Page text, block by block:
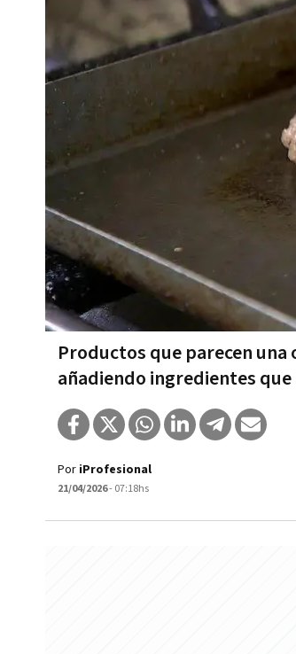
Productos que parecen
añadiendo ingredientes
Por iProfesional
21/04/2026- 07:18hs